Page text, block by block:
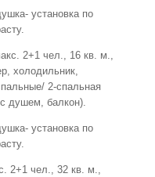
установка по
2+1 чел., 16 кв. м.,
холодильник,
2-спальная
с душем, балкон).
установка по
2+1 чел., 32 кв. м.,